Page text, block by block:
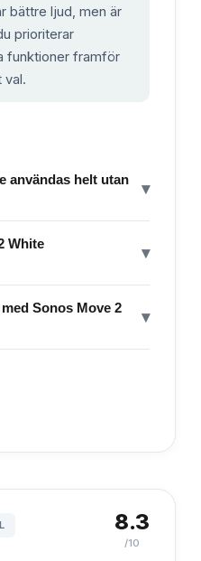
bättre ljud, men är
prioriterar
funktioner framför
val.
användas helt utan
▾
White
▾
Sonos Move 2
▾
8.3
/10